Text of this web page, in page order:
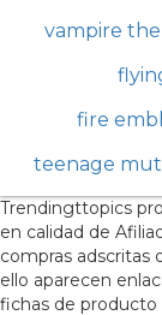
vampire
fire
teenage
Trendingttopics
en calidad de
compras adscritas
ello aparecen
fichas de producto